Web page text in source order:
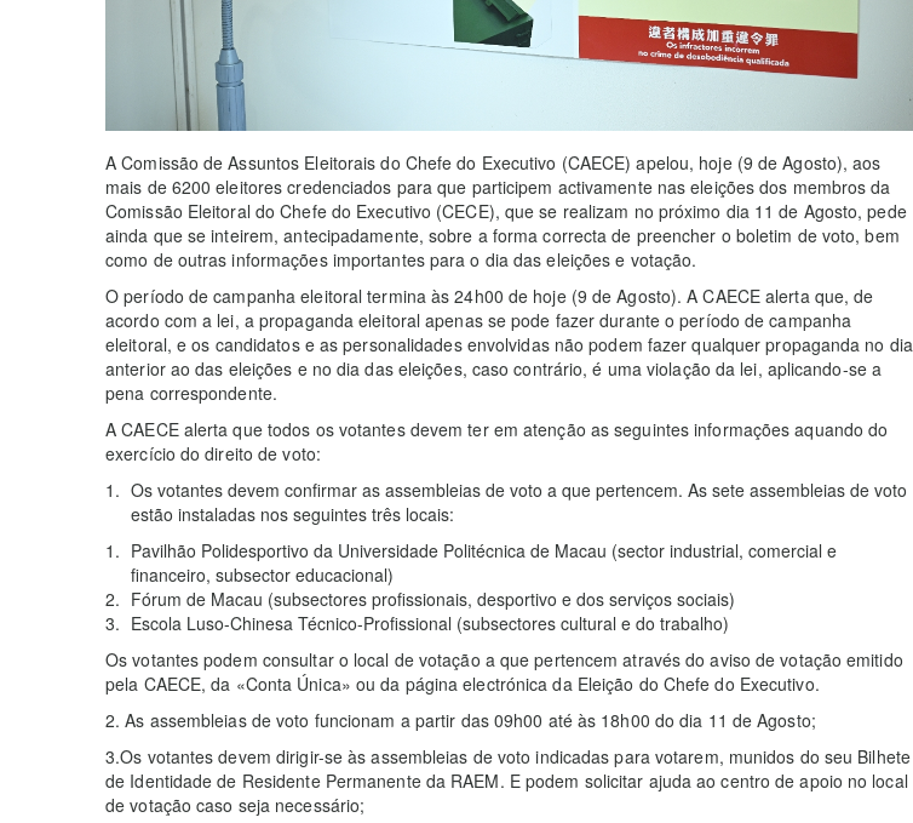
A Comissão de Assuntos Eleitorais do Chefe do Executivo (CAECE) apelou, hoje (9 de Agosto), aos
mais de 6200 eleitores credenciados para que participem activamente nas eleições dos membros da
Comissão Eleitoral do Chefe do Executivo (CECE), que se realizam no próximo dia 11 de Agosto, pede
ainda que se inteirem, antecipadamente, sobre a forma correcta de preencher o boletim de voto, bem
como de outras informações importantes para o dia das eleições e votação.
O período de campanha eleitoral termina às 24h00 de hoje (9 de Agosto). A CAECE alerta que, de
acordo com a lei, a propaganda eleitoral apenas se pode fazer durante o período de campanha
eleitoral, e os candidatos e as personalidades envolvidas não podem fazer qualquer propaganda no dia
anterior ao das eleições e no dia das eleições, caso contrário, é uma violação da lei, aplicando-se a
pena correspondente.
A CAECE alerta que todos os votantes devem ter em atenção as seguintes informações aquando do
exercício do direito de voto:
Os votantes devem confirmar as assembleias de voto a que pertencem. As sete assembleias de voto
estão instaladas nos seguintes três locais:
Pavilhão Polidesportivo da Universidade Politécnica de Macau (sector industrial, comercial e
financeiro, subsector educacional)
Fórum de Macau (subsectores profissionais, desportivo e dos serviços sociais)
Escola Luso-Chinesa Técnico-Profissional (subsectores cultural e do trabalho)
Os votantes podem consultar o local de votação a que pertencem através do aviso de votação emitido
pela CAECE, da «Conta Única» ou da página electrónica da Eleição do Chefe do Executivo.
2. As assembleias de voto funcionam a partir das 09h00 até às 18h00 do dia 11 de Agosto;
3.Os votantes devem dirigir-se às assembleias de voto indicadas para votarem, munidos do seu Bilhete
de Identidade de Residente Permanente da RAEM. E podem solicitar ajuda ao centro de apoio no local
de votação caso seja necessário;